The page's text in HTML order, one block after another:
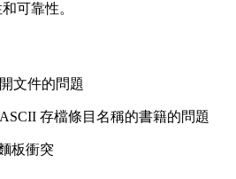
可靠性。
文件的問題
存檔條目名稱的書籍的問題
板衝突